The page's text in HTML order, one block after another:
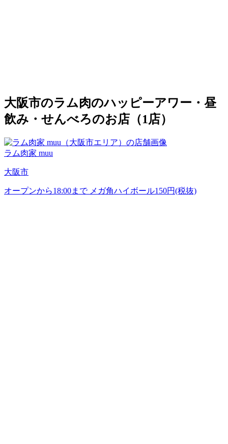
大阪市のラム肉のハッピーアワー・昼
飲み・せんべろのお店（1店）
ラム肉家 muu
大阪市
オープンから18:00まで メガ角ハイボール150円(税抜)